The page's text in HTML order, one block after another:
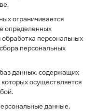
ограничивается
определенных
обработка персональных
персональных
данных, содержащих
осуществляется
данные,